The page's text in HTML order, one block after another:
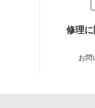
修理
お問